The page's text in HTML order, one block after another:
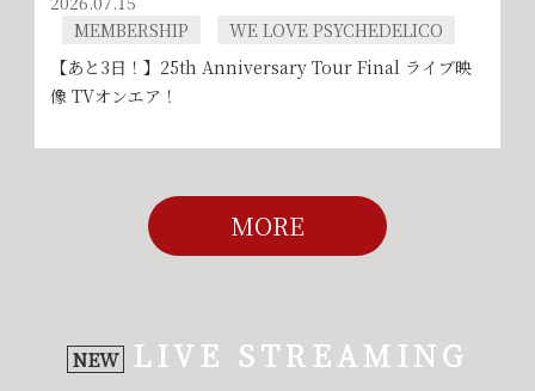
MEMBERSHIP
WE LOVE PSYCHEDELICO
【あと3日！】25th Anniversary Tour Final ライブ映
像 TVオンエア！
MORE
NEW LIVE STREAMING